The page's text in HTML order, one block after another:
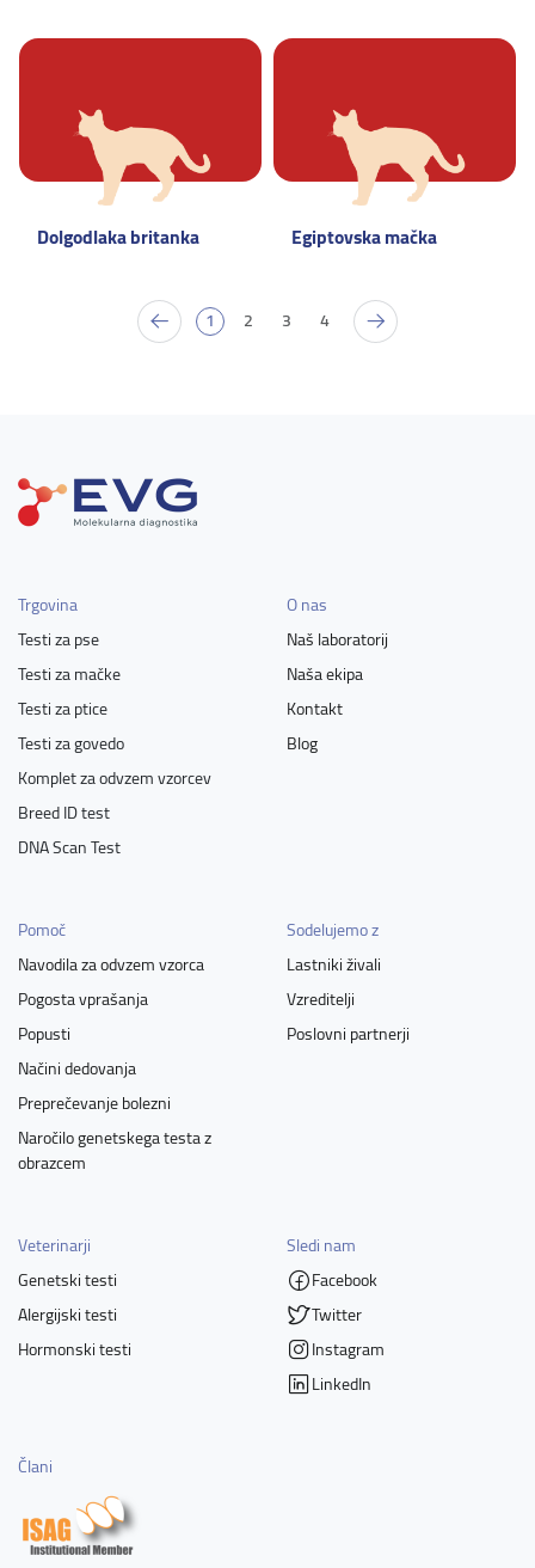
Dolgodlaka britanka Egiptovska mačka
1 2 3 4
Trgovina
Testi za pse
Testi za mačke
Testi za ptice
Testi za govedo
Komplet za odvzem vzorcev
Breed ID test
DNA Scan Test
O nas
Naš laboratorij
Naša ekipa
Kontakt
Blog
Pomoč
Navodila za odvzem vzorca
Pogosta vprašanja
Popusti
Načini dedovanja
Preprečevanje bolezni
Naročilo genetskega testa z
obrazcem
Sodelujemo z
Lastniki živali
Vzreditelji
Poslovni partnerji
Veterinarji
Genetski testi
Alergijski testi
Hormonski testi
Sledi nam
Facebook
Twitter
Instagram
LinkedIn
Člani